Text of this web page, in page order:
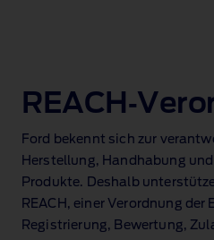
Ford bekennt sich zur
Herstellung, Handhabung
Produkte. Deshalb
REACH, einer Verordnung
Registrierung, Bewertung,